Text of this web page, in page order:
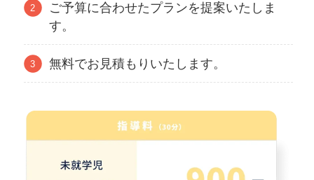
ご予算に合わせたプランを提案いたしま
す。
無料でお見積もりいたします。